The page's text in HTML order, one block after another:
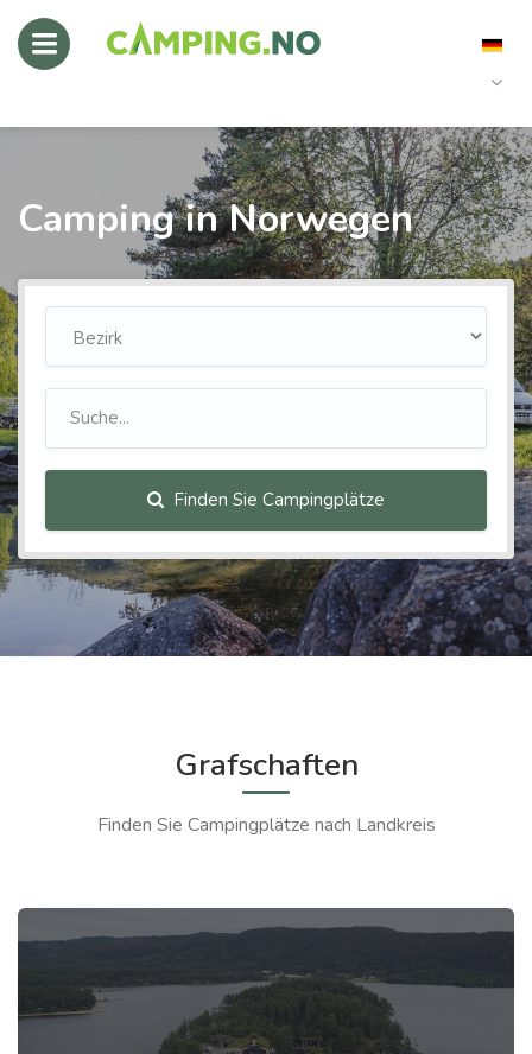
Camping in Norwegen
Finden Sie Campingplätze
Grafschaften
Finden Sie Campingplätze nach Landkreis